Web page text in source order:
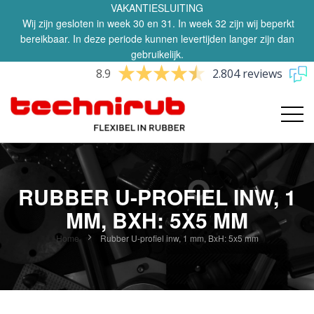
VAKANTIESLUITING
Wij zijn gesloten in week 30 en 31. In week 32 zijn wij beperkt
bereikbaar. In deze periode kunnen levertijden langer zijn dan
gebruikelijk.
8.9 2.804 reviews
RUBBER U-PROFIEL INW, 1
MM, BXH: 5X5 MM
Home Rubber U-profiel inw, 1 mm, BxH: 5x5 mm